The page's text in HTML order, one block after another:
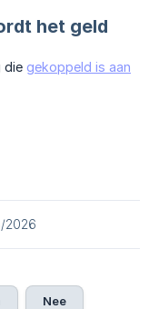
het geld
die gekoppeld is aan
2026
Nee